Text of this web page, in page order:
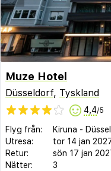
Muze Hotel
Düsseldorf, Tyskland
4,4/5
Flyg från: Kiruna -
Utresa:
tor 14 jan
Retur:
sön 17 jan
Nätter:
3